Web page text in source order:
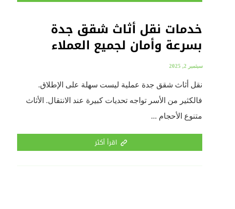
خدمات نقل أثاث شقق جدة
بسرعة وأمان لجميع العملاء
سبتمبر 2, 2025
نقل أثاث شقق جدة عملية ليست سهلة على الإطلاق.
فالكثير من الأسر تواجه تحديات كبيرة عند الانتقال. الأثاث
متنوع الأحجام ...
اقرأ أكثر